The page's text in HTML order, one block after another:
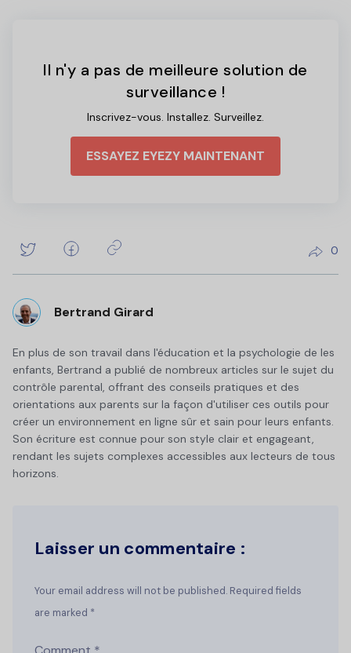
Il n'y a pas de meilleure solution de
surveillance !
Inscrivez-vous. Installez. Surveillez.
ESSAYEZ EYEZY MAINTENANT
0
Bertrand Girard
En plus de son travail dans l'éducation et la psychologie de les
enfants, Bertrand a publié de nombreux articles sur le sujet du
contrôle parental, offrant des conseils pratiques et des
orientations aux parents sur la façon d'utiliser ces outils pour
créer un environnement en ligne sûr et sain pour leurs enfants.
Son écriture est connue pour son style clair et engageant,
rendant les sujets complexes accessibles aux lecteurs de tous
horizons.
Laisser un commentaire :
Your email address will not be published. Required fields
are marked *